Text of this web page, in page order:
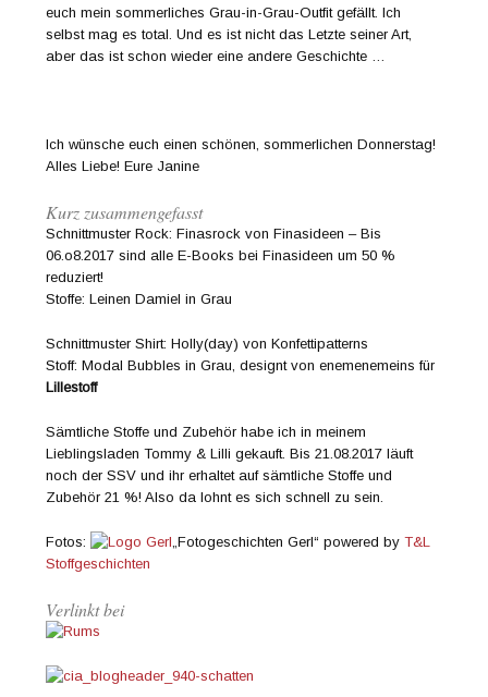
euch mein sommerliches Grau-in-Grau-Outfit gefällt. Ich
selbst mag es total. Und es ist nicht das Letzte seiner Art,
aber das ist schon wieder eine andere Geschichte …
Ich wünsche euch einen schönen, sommerlichen Donnerstag!
Alles Liebe! Eure Janine
Kurz zusammengefasst
Schnittmuster Rock: Finasrock von Finasideen – Bis
06.o8.2017 sind alle E-Books bei Finasideen um 50 %
reduziert!
Stoffe: Leinen Damiel in Grau
Schnittmuster Shirt: Holly(day) von Konfettipatterns
Stoff: Modal Bubbles in Grau, designt von enemenemeins für
Lillestoff
Sämtliche Stoffe und Zubehör habe ich in meinem
Lieblingsladen Tommy & Lilli gekauft. Bis 21.08.2017 läuft
noch der SSV und ihr erhaltet auf sämtliche Stoffe und
Zubehör 21 %! Also da lohnt es sich schnell zu sein.
Fotos: „Fotogeschichten Gerl“ powered byT&L
Stoffgeschichten
Verlinkt bei